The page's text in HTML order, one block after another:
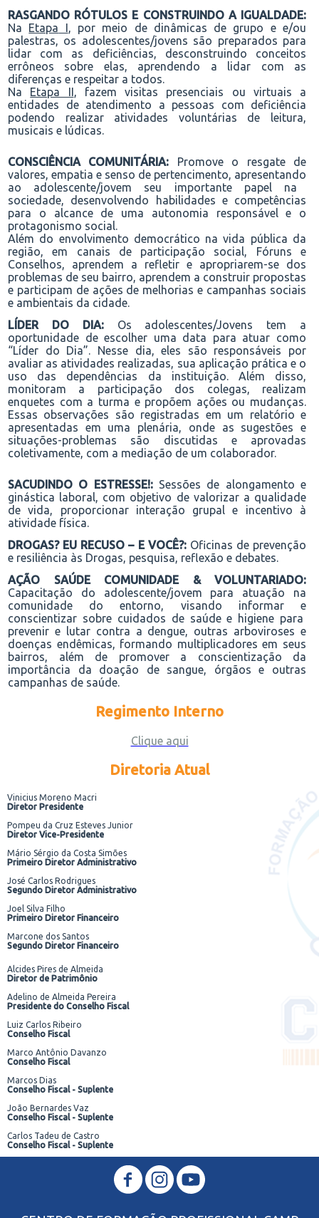
RASGANDO RÓTULOS E CONSTRUINDO A IGUALDADE:
Na Etapa I, por meio de dinâmicas de grupo ee/ou
palestras, os adolescentes/jovens são preparados para
lidar com as deficiências, desconstruindo conceitos
errôneos sobre elas, aprendendo a lidar com as
diferenças e respeitar a todos.
Na Etapa II, fazem visitas presenciais ou virtuais a
entidades de atendimento a pessoas com deficiência
podendo realizar atividades voluntárias de leitura,
musicais e lúdicas.
CONSCIÊNCIA COMUNITÁRIA: Promove o resgate de
valores, empatia e senso de pertencimento, apresentando
ao adolescente/jovem seu importante papel na
sociedade, desenvolvendo habilidades e competências
para o alcance de uma autonomia responsável e o
protagonismo social.
Além do envolvimento democrático na vida pública da
região, em canais de participação social, Fóruns e
Conselhos, aprendem a refletir e apropriarem-se dos
problemas de seu bairro, aprendem a construir propostas
e participam de ações de melhorias e campanhas sociais
e ambientais da cidade.
LÍDER DO DIA: Os adolescentes/Jovens tem a
oportunidade de escolher uma data para atuar como
“Líder do Dia”. Nesse dia, eles são responsáveis por
avaliar as atividades realizadas, sua aplicação prática e o
uso das dependências da instituição. Além disso,
monitoram a participação dos colegas, realizam
enquetes com a turma e propõem ações ou mudanças.
Essas observações são registradas em um relatório e
apresentadas em uma plenária, onde as sugestões e
situações-problemas são discutidas e aprovadas
coletivamente, com a mediação de um colaborador.
SACUDINDO O ESTRESSE!: Sessões de alongamento e
ginástica laboral, com objetivo de valorizar a qualidade
de vida, proporcionar interação grupal e incentivo à
atividade física.
DROGAS? EU RECUSO – E VOCÊ?: Oficinas de prevenção
e resiliência às Drogas, pesquisa, reflexão e debates.
AÇÃO SAÚDE COMUNIDADE & VOLUNTARIADO:
Capacitação do adolescente/jovem para atuação na
comunidade do entorno, visando informar e
conscientizar sobre cuidados de saúde e higiene para
prevenir e lutarcontra a dengue, outras arboviroses e
doenças endêmicas, formando multiplicadores em seus
bairros, além de promover a conscientização da
importância da doação de sangue, órgãos e outras
campanhas de saúde.
Regimento Interno
Clique aqui
Diretoria Atual
Vinicius Moreno Macri
Diretor Presidente
Pompeu da Cruz Esteves Junior
Diretor Vice-Presidente
Mário Sérgio da Costa Simões
Primeiro Diretor Administrativo
José Carlos Rodrigues
Segundo Diretor Administrativo
Joel Silva Filho
Primeiro Diretor Financeiro
Marcone dos Santos
Segundo Diretor Financeiro
Alcides Pires de Almeida
Diretor de Patrimônio
Adelino de Almeida Pereira
Presidente do Conselho Fiscal
Luiz Carlos Ribeiro
Conselho Fiscal
Marco Antônio Davanzo
Conselho Fiscal
Marcos Dias
Conselho Fiscal - Suplente
João Bernardes Vaz
Conselho Fiscal - Suplente
Carlos Tadeu de Castro
Conselho Fiscal - Suplente